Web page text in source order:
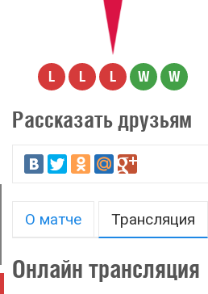
L L L W W
Рассказать друзьям
О матче Трансляция
Онлайн трансляция